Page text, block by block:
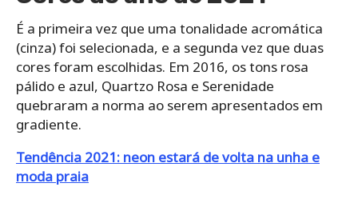
É a primeira vez que uma tonalidade acromática
(cinza) foi selecionada, e a segunda vez que duas
cores foram escolhidas. Em 2016, os tons rosa
pálido e azul, Quartzo Rosa e Serenidade
quebraram a norma ao serem apresentados em
gradiente.
Tendência 2021: neon estará de volta na unha e
moda praia